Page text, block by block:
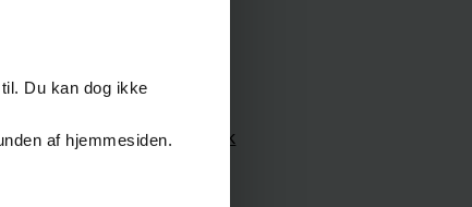
Du kan dog ikke
af hjemmesiden.